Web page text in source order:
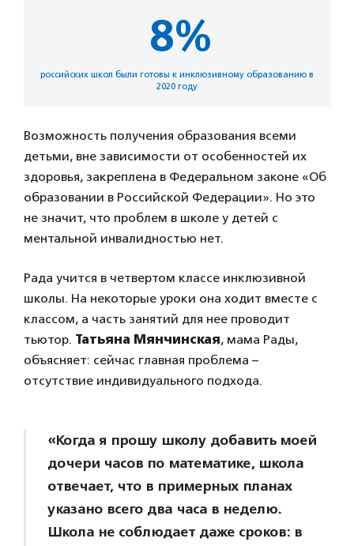
8%
российских школ были готовы к инклюзивному образованию в
2020 году
Возможность получения образования всеми
детьми, вне зависимости от особенностей их
здоровья, закреплена в Федеральном законе «Об
образовании в Российской Федерации». Но это
не значит, что проблем в школе у детей с
ментальной инвалидностью нет.
Рада учится в четвертом классе инклюзивной
школы. На некоторые уроки она ходит вместе с
классом, а часть занятий для нее проводит
тьютор. Татьяна Мянчинская, мама Рады,
объясняет: сейчас главная проблема –
отсутствие индивидуального подхода.
«Когда я прошу школу добавить моей
дочери часов по математике, школа
отвечает, что в примерных планах
указано всего два часа в неделю.
Школа не соблюдает даже сроков: в